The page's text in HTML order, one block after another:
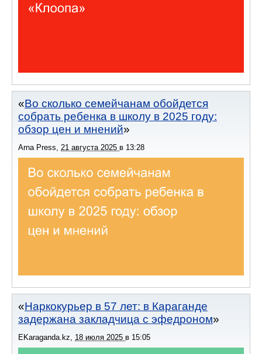
Во сколько семейчанам обойдется
собрать ребенка в школу в 2025 году:
обзор цен и мнений
Arna Press 21 августа 2025 в 13:28
Наркокурьер в 57 лет: в Караганде
задержана закладчица с эфедроном
EKaraganda.kz, 18 июля 2025 в 15:05